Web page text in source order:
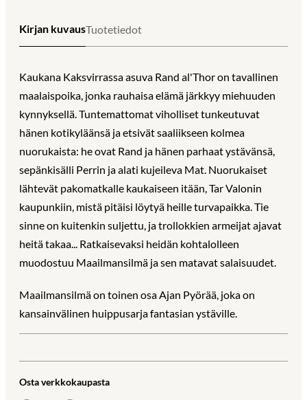
Kirjan kuvausTuotetiedot
Kaukana Kaksvirrassa asuva Rand al'Thor on tavallinen
maalaispoika, jonka rauhaisa elämä järkkyy miehuuden
kynnyksellä. Tuntemattomat viholliset tunkeutuvat
hänen kotikyläänsä ja etsivät saaliikseen kolmea
nuorukaista: he ovat Rand ja hänen parhaat ystävänsä,
sepänkisälli Perrin ja alati kujeileva Mat. Nuorukaiset
lähtevät pakomatkalle kaukaiseen itään, Tar Valonin
kaupunkiin, mistä pitäisi löytyä heille turvapaikka. Tie
sinne on kuitenkin suljettu, ja trollokkien armeijat ajavat
heitä takaa... Ratkaisevaksi heidän kohtalolleen
muodostuu Maailmansilmä ja sen matavat salaisuudet.
Maailmansilmä on toinen osa Ajan Pyörää, joka on
kansainvälinen huippusarja fantasian ystäville.
Osta verkkokaupasta